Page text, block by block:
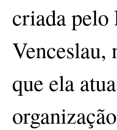
criada pelo
Venceslau,
que ela